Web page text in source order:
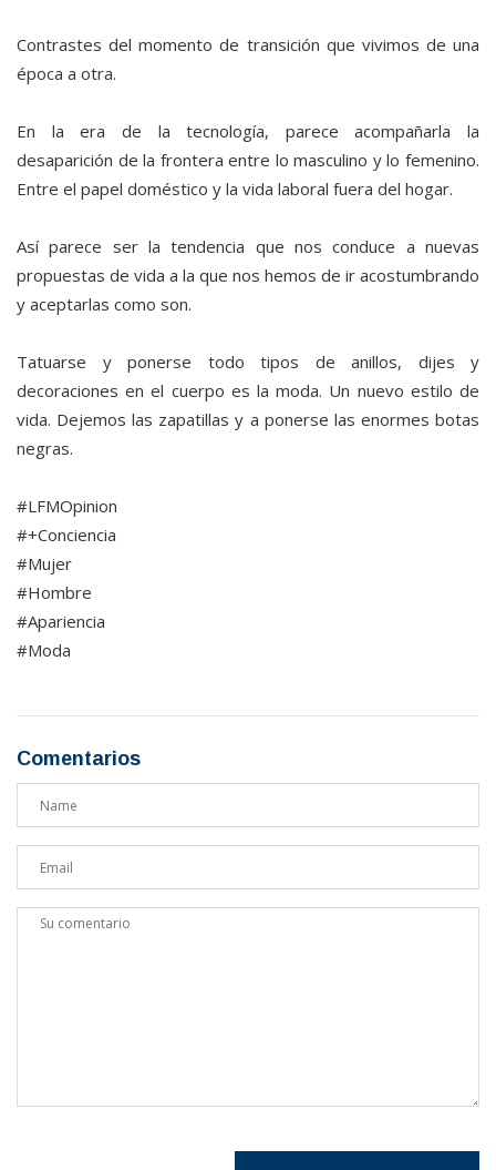
Contrastes del momento de transición que vivimos de una
época a otra.
En la era de la tecnología, parece acompañarla la
desaparición de la frontera entre lo masculino y lo femenino.
Entre el papel doméstico y la vida laboral fuera del hogar.
Así parece ser la tendencia que nos conduce a nuevas
propuestas de vida a la que nos hemos de ir acostumbrando
y aceptarlas como son.
Tatuarse y ponerse todo tipos de anillos, dijes y
decoraciones en el cuerpo es la moda. Un nuevo estilo de
vida. Dejemos las zapatillas y a ponerse las enormes botas
negras.
#LFMOpinion
#+Conciencia
#Mujer
#Hombre
#Apariencia
#Moda
Comentarios